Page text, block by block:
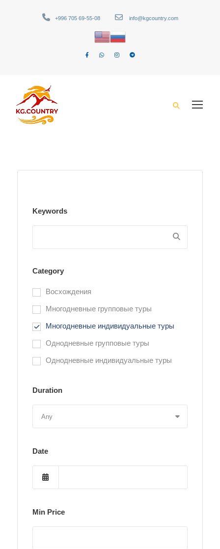
+996 705 69-55-08 info@kgcountry.com
Keywords
Category
Восхождения
Многодневные групповые туры
Многодневные индивидуальные туры
Однодневные групповые туры
Однодневные индивидуальные туры
Duration
Date
Min Price